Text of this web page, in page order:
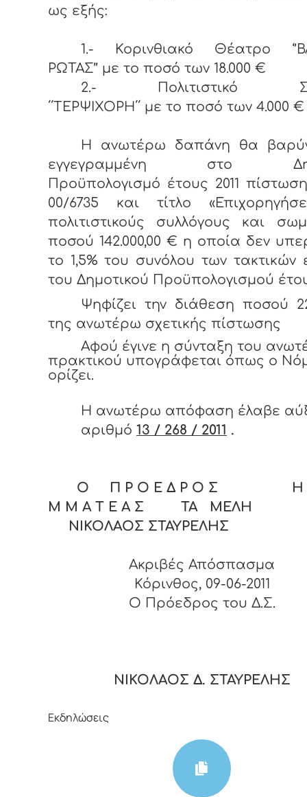
ως εξής:
1.- Κορινθιακό Θέατρο
ΡΩΤΑΣ’’ με το ποσό των 18.000 €
2.- Πολιτιστικό
΄΄ΤΕΡΨΙΧΟΡΗ΄΄ με το ποσό των 4.000 €
Η ανωτέρω δαπάνη θα
εγγεγραμμένη στο
Προϋπολογισμό έτους 2011
00/6735 και τίτλο
πολιτιστικούς συλλόγους και
ποσού 142.000,00 € η οποία δεν
το 1,5% του συνόλου των τακτικών
του Δημοτικού Προϋπολογισμού
Ψηφίζει την διάθεση ποσού
της ανωτέρω σχετικής πίστωσης
Αφού έγινε η σύνταξη του
πρακτικού υπογράφεται όπως ο
ορίζει.
Η ανωτέρω απόφαση έλαβε
αριθμό 13 / 268 / 2011 .
Ο Π Ρ Ο Ε Δ Ρ Ο Σ Η Γ
Μ Μ Α Τ Ε Α Σ ΤΑ ΜΕΛΗ
ΝΙΚΟΛΑΟΣ ΣΤΑΥΡΕΛΗΣ
Ακριβές Απόσπασμα
Κόρινθος, 09-06-2011
O Πρόεδρος του Δ.Σ.
ΝΙΚΟΛΑΟΣ Δ. ΣΤΑΥΡΕΛΗΣ
Εκδηλώσεις